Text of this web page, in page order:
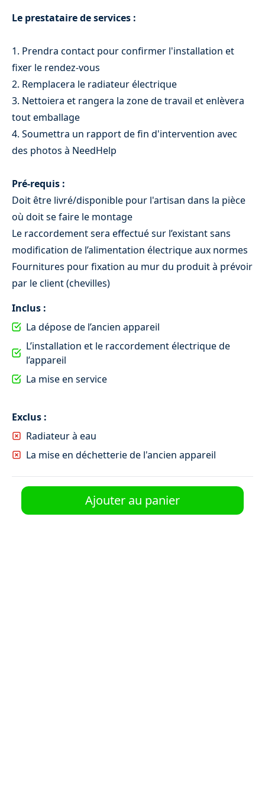
Installation sèche serviette électrique
Installation radiateur électrique
69 €
Le prestataire de services :
1. Prendra contact pour confirmer l'installation et
fixer le rendez-vous
2. Remplacera le radiateur électrique
3. Nettoiera et rangera la zone de travail et enlèvera
tout emballage
4. Soumettra un rapport de fin d'intervention avec
des photos à NeedHelp
Pré-requis :
Doit être livré/disponible pour l'artisan dans la pièce
où doit se faire le montage
Le raccordement sera effectué sur l’existant sans
modification de l’alimentation électrique aux normes
Fournitures pour fixation au mur du produit à prévoir
par le client (chevilles)
Inclus :
La dépose de l’ancien appareil
L’installation et le raccordement électrique de
l’appareil
La mise en service
Exclus :
Radiateur à eau
La mise en déchetterie de l'ancien appareil
Ajouter au panier